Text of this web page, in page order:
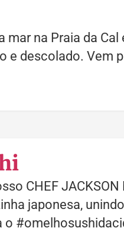
mar na Praia da
e descolado. Vem
CHEF
japonesa,
o